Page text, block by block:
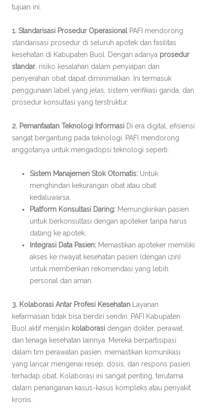
tujuan ini.
1. Standarisasi Prosedur OperasionalPAFI mendorong
standarisasi prosedur di seluruh apotek dan fasilitas
kesehatan di Kabupaten Buol. Dengan adanya prosedur
standar, risiko kesalahan dalam penyiapan dan
penyerahan obat dapat diminimalkan. Ini termasuk
penggunaan label yang jelas, sistem verifikasi ganda, dan
prosedur konsultasi yang terstruktur.
2. Pemanfaatan Teknologi Informasi Di era digital, efisiensi
sangat bergantung pada teknologi. PAFI mendorong
anggotanya untuk mengadopsi teknologi seperti:
Sistem Manajemen Stok Otomatis: Untuk
menghindari kekurangan obat atau obat
kedaluwarsa.
Platform Konsultasi Daring: Memungkinkan pasien
untuk berkonsultasi dengan apoteker tanpa harus
datang ke apotek.
Integrasi Data Pasien: Memastikan apoteker memiliki
akses ke riwayat kesehatan pasien (dengan izin)
untuk memberikan rekomendasi yang lebih
personal dan aman.
3. Kolaborasi Antar Profesi Kesehatan Layanan
kefarmasian tidak bisa berdiri sendiri. PAFI Kabupaten
Buol aktif menjalin kolaborasi dengan dokter, perawat,
dan tenaga kesehatan lainnya. Mereka berpartisipasi
dalam tim perawatan pasien, memastikan komunikasi
yang lancar mengenai resep, dosis, dan respons pasien
terhadap obat. Kolaborasi ini sangat penting, terutama
dalam penanganan kasus-kasus kompleks atau penyakit
kronis.